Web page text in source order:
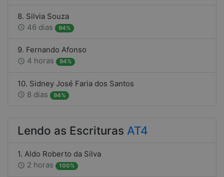
8. Silvia Souza
access_time 46 dias 94%
9. Fernando Afonso
access_time 4 horas 94%
10. Sidney José Faria dos Santos
access_time 8 dias 94%
Lendo as Escrituras AT4
1. Aldo Roberto da Silva
access_time 2 horas 100%